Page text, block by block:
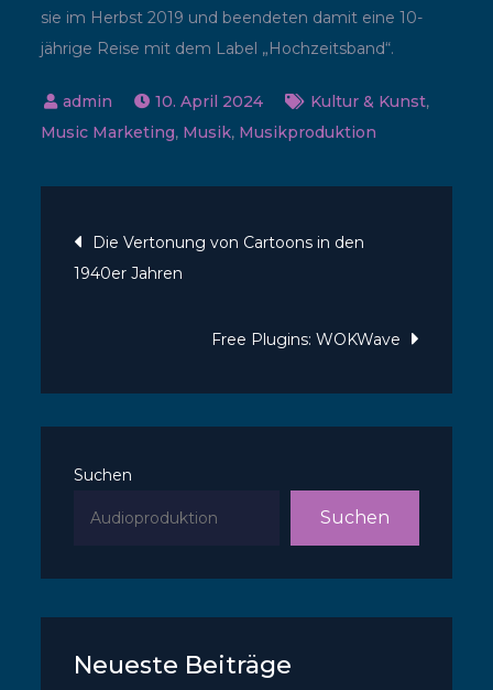
sie im Herbst 2019 und beendeten damit eine 10-
jährige Reise mit dem Label „Hochzeitsband“.
10. April 2024 Kultur & Kunst,
Music Marketing, Musik, Musikproduktion
Die Vertonung von Cartoons in den
1940er Jahren
Free Plugins: WOKWave
Suchen
Suchen
Neueste Beiträge